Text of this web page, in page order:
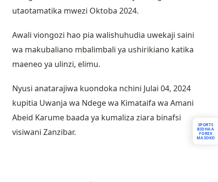
utaotamatika mwezi Oktoba 2024.
Awali viongozi hao pia walishuhudia uwekaji saini
wa makubaliano mbalimbali ya ushirikiano katika
maeneo ya ulinzi, elimu.
Nyusi anatarajiwa kuondoka nchini Julai 04, 2024
kupitia Uwanja wa Ndege wa Kimataifa wa Amani
Abeid Karume baada ya kumaliza ziara binafsi
visiwani Zanzibar.
SPORTS
BIDHAA
FOREX
MASOKO